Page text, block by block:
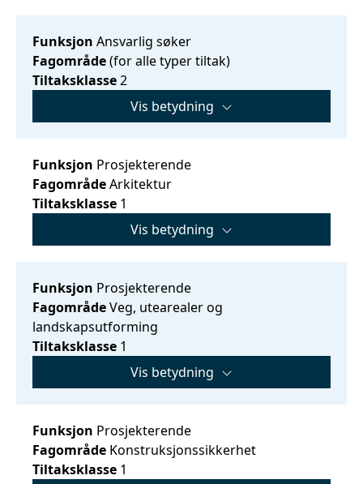
Funksjon Ansvarlig søker
Fagområde(for alle typer tiltak)
Tiltaksklasse2
Vis betydning
Funksjon Prosjekterende
FagområdeArkitektur
Tiltaksklasse 1
Vis betydning
Funksjon Prosjekterende
FagområdeVeg, utearealer og
landskapsutforming
Tiltaksklasse 1
Vis betydning
Funksjon Prosjekterende
Fagområde Konstruksjonssikkerhet
Tiltaksklasse 1